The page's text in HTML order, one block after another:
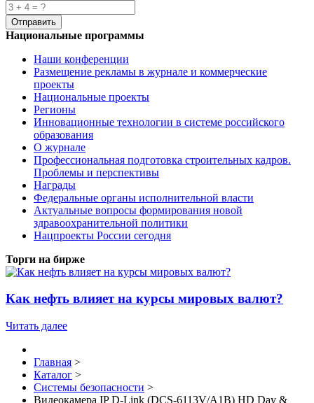
Национальные программы
Наши конференции
Размещение рекламы в журнале и коммерческие
проекты
Национальные проекты
Регионы
Инновационные технологии в системе российского
образования
О журнале
Профессиональная подготовка строительных кадров.
Проблемы и перспективы
Награды
Федеральные органы исполнительной власти
Актуальные вопросы формирования новой
здравоохранительной политики
Нацпроекты России сегодня
Торги на бирже
Как нефть влияет на курсы мировых валют?
Читать далее
Главная >
Каталог >
Системы безопасности >
Видеокамера IP D-Link (DCS-6113V/A1B) HD Day &